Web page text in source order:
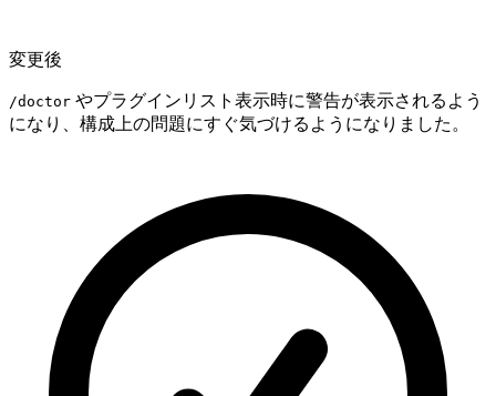
変更後
/doctor やプラグインリスト表示時に警告が表示されるよう
になり、構成上の問題にすぐ気づけるようになりました。